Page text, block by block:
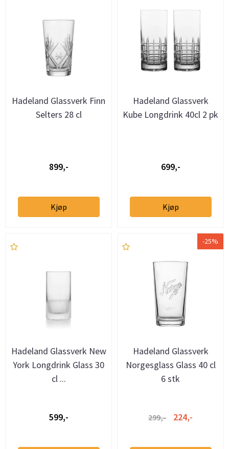
Hadeland Glassverk Finn
Selters 28 cl
899,-
Kjøp
Hadeland Glassverk
Kube Longdrink 40cl 2 pk
699,-
Kjøp
Hadeland Glassverk New
York Longdrink Glass 30
cl ...
599,-
-25%
Hadeland Glassverk
Norgesglass Glass 40 cl
6 stk
299,- 224,-